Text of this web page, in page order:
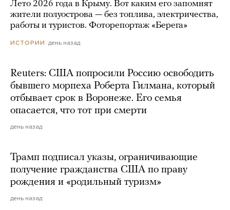
Лето 2026 года в Крыму. Вот каким его запомнят
жители полуострова — без топлива, электричества,
работы и туристов. Фоторепортаж «Берега»
ИСТОРИИ день назад
Reuters: США попросили Россию освободить
бывшего морпеха Роберта Гилмана, который
отбывает срок в Воронеже. Его семья
опасается, что тот при смерти
день назад
Трамп подписал указы, ограничивающие
получение гражданства США по праву
рождения и «родильный туризм»
день назад